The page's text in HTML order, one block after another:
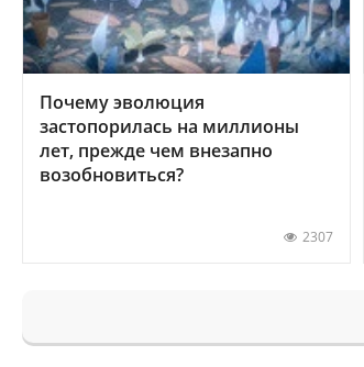
Почему эволюция
застопорилась на миллионы
лет, прежде чем внезапно
возобновиться?
2307